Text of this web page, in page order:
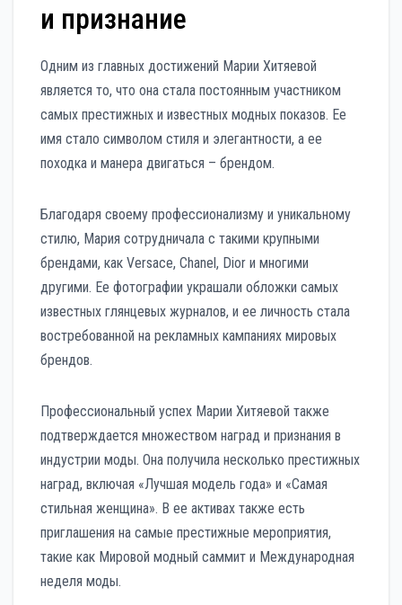
и признание
Одним из главных достижений Марии Хитяевой
является то, что она стала постоянным участником
самых престижных и известных модных показов. Ее
имя стало символом стиля и элегантности, а ее
походка и манера двигаться – брендом.
Благодаря своему профессионализму и уникальному
стилю, Мария сотрудничала с такими крупными
брендами, как Versace, Chanel, Dior и многими
другими. Ее фотографии украшали обложки самых
известных глянцевых журналов, и ее личность стала
востребованной на рекламных кампаниях мировых
брендов.
Профессиональный успех Марии Хитяевой также
подтверждается множеством наград и признания в
индустрии моды. Она получила несколько престижных
наград, включая «Лучшая модель года» и «Самая
стильная женщина». В ее активах также есть
приглашения на самые престижные мероприятия,
такие как Мировой модный саммит и Международная
неделя моды.